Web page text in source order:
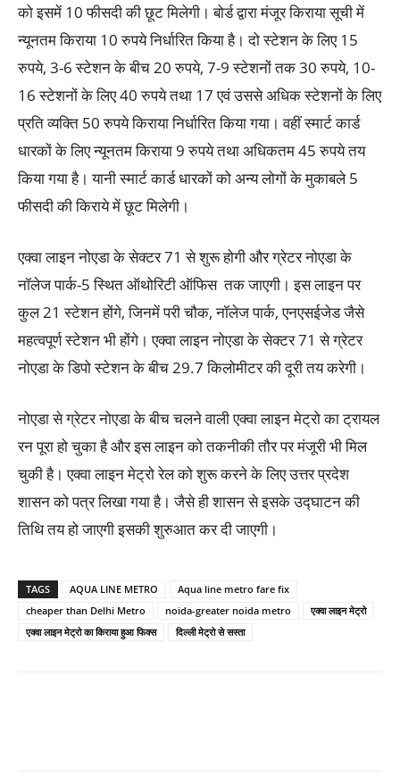
को इसमें 10 फीसदी की छूट मिलेगी। बोर्ड द्वारा मंजूर किराया सूची में
न्यूनतम किराया 10 रुपये निर्धारित किया है। दो स्टेशन के लिए 15
रुपये, 3-6 स्टेशन के बीच 20 रुपये, 7-9 स्टेशनों तक 30 रुपये, 10-
16 स्टेशनों के लिए 40 रुपये तथा 17 एवं उससे अधिक स्टेशनों के लिए
प्रति व्यक्ति 50 रुपये किराया निर्धारित किया गया। वहीं स्मार्ट कार्ड
धारकों के लिए न्यूनतम किराया 9 रुपये तथा अधिकतम 45 रुपये तय
किया गया है। यानी स्मार्ट कार्ड धारकों को अन्य लोगों के मुकाबले 5
फीसदी की किराये में छूट मिलेगी।
एक्वा लाइन नोएडा के सेक्टर 71 से शुरू होगी और ग्रेटर नोएडा के
नॉलेज पार्क-5 स्थित ऑथोरिटी ऑफिस तक जाएगी। इस लाइन पर
कुल 21 स्टेशन होंगे, जिनमें परी चौक, नॉलेज पार्क, एनएसईजेड जैसे
महत्वपूर्ण स्टेशन भी होंगे। एक्वा लाइन नोएडा के सेक्टर 71 से ग्रेटर
नोएडा के डिपो स्टेशन के बीच 29.7 किलोमीटर की दूरी तय करेगी।
नोएडा से ग्रेटर नोएडा के बीच चलने वाली एक्वा लाइन मेट्रो का ट्रायल
रन पूरा हो चुका है और इस लाइन को तकनीकी तौर पर मंजूरी भी मिल
चुकी है। एक्वा लाइन मेट्रो रेल को शुरू करने के लिए उत्तर प्रदेश
शासन को पत्र लिखा गया है। जैसे ही शासन से इसके उद्घाटन की
तिथि तय हो जाएगी इसकी शुरुआत कर दी जाएगी।
TAGS AQUA LINE METRO
Aqua line metro fare fix
cheaper than Delhi Metro
noida-greater noida metro
एक्वा लाइन मेट्रो
एक्वा लाइन मेट्रो का किराया हुआ फिक्स
दिल्ली मेट्रो से सस्ता